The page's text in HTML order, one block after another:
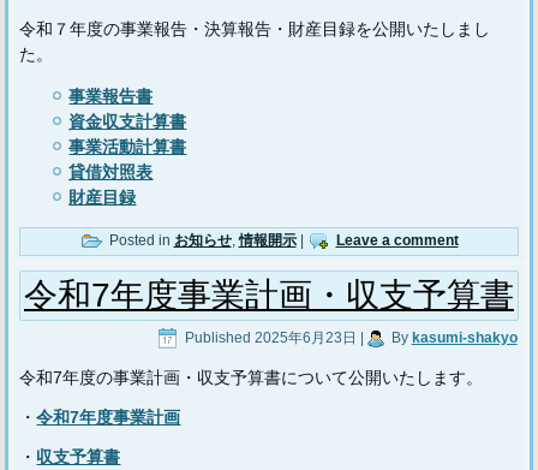
令和７年度の事業報告・決算報告・財産目録を公開いたしまし
た。
事業報告書
資金収支計算書
事業活動計算書
貸借対照表
財産目録
Posted in お知らせ,情報開示| Leave a comment
令和7年度事業計画・収支予算書
Published 2025年6月23日 By kasumi-shakyo
令和7年度の事業計画・収支予算書について公開いたします。
・令和7年度事業計画
・ 収支予算書